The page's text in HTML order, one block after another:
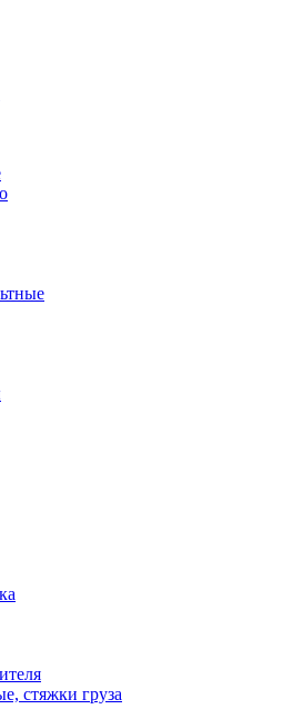
стяжки груза